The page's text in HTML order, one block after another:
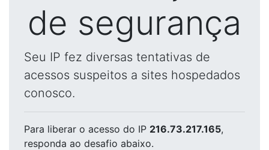
de segurança
Seu IP fez diversas tentativas de
acessos suspeitos a sites hospedados
conosco.
Para liberar o acesso do IP 216.73.217.165,
responda ao desafio abaixo.